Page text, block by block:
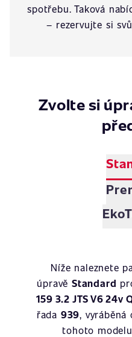
spotřebu. Taková
– rezervujte si
Zvolte si
Níže naleznete
úpravě Standard
159 3.2 JTS V6 24v
řada 939,
tohoto